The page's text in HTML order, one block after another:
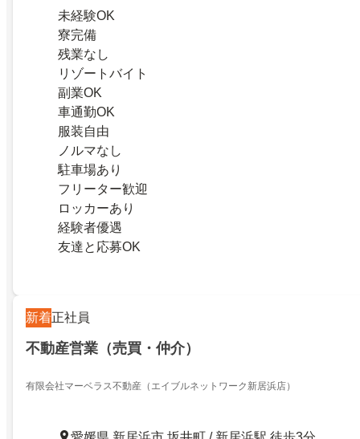
未経験OK
寮完備
残業なし
リゾートバイト
副業OK
車通勤OK
服装自由
ノルマなし
駐車場あり
フリーター歓迎
ロッカーあり
経験者優遇
友達と応募OK
新着正社員
不動産営業（売買・仲介）
有限会社マーベラス不動産（エイブルネットワーク新居浜店）